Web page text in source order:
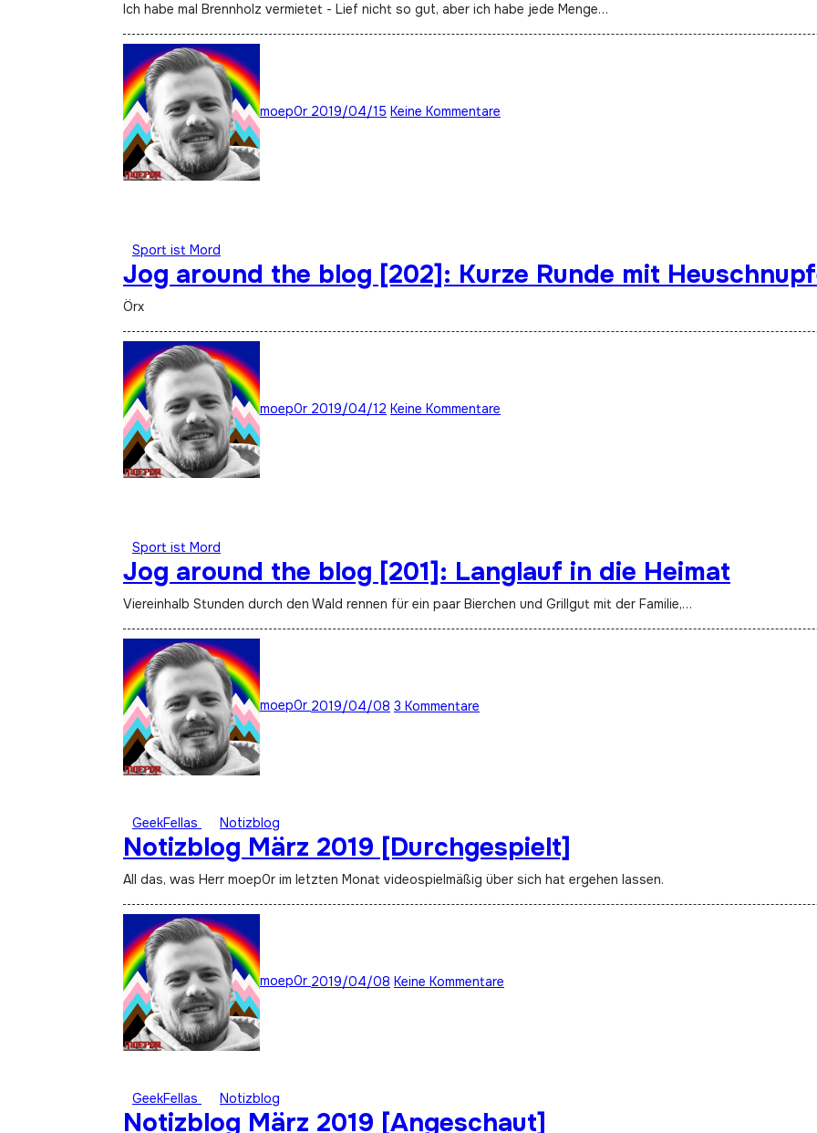
Ich habe mal Brennholz vermietet - Lief nicht so gut, aber ich habe jede Menge…
moep0r 2019/04/15 Keine Kommentare
Sport ist Mord
Jog around the blog [202]: Kurze Runde mit
Örx
moep0r 2019/04/12 Keine Kommentare
Sport ist Mord
Jog around the blog [201]: Langlauf in die Heimat
Viereinhalb Stunden durch den Wald rennen für ein paar Bierchen und Grillgut mit der Familie,…
moep0r 2019/04/08 3 Kommentare
GeekFellas Notizblog
Notizblog März 2019 [Durchgespielt]
All das, was Herr moep0r im letzten Monat videospielmäßig über sich hat ergehen lassen.
moep0r 2019/04/08 Keine Kommentare
GeekFellas Notizblog
Notizblog März 2019 [Angeschaut]